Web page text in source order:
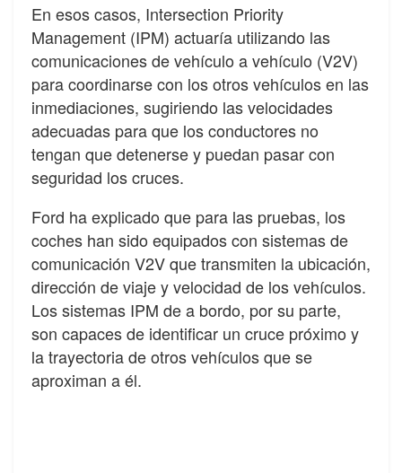
En esos casos, Intersection Priority
Management (IPM) actuaría utilizando las
comunicaciones de vehículo a vehículo (V2V)
para coordinarse con los otros vehículos en las
inmediaciones, sugiriendo las velocidades
adecuadas para que los conductores no
tengan que detenerse y puedan pasar con
seguridad los cruces.
Ford ha explicado que para las pruebas, los
coches han sido equipados con sistemas de
comunicación V2V que transmiten la ubicación,
dirección de viaje y velocidad de los vehículos.
Los sistemas IPM de a bordo, por su parte,
son capaces de identificar un cruce próximo y
la trayectoria de otros vehículos que se
aproximan a él.